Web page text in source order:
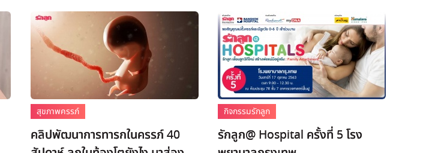
สุขภาพครรภ์
คลิปพัฒนาการทารกในครรภ์ 40
กิจกรรมรักลูก
รักลูก@ Hospital ครั้งที่ 5 โรง